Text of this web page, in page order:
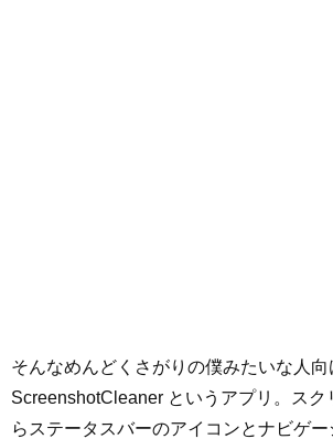
そんなめんどくさがりの僕みたいな人
ScreenshotCleaner というアプリ。スク
らステータスバーのアイコンとナビゲ